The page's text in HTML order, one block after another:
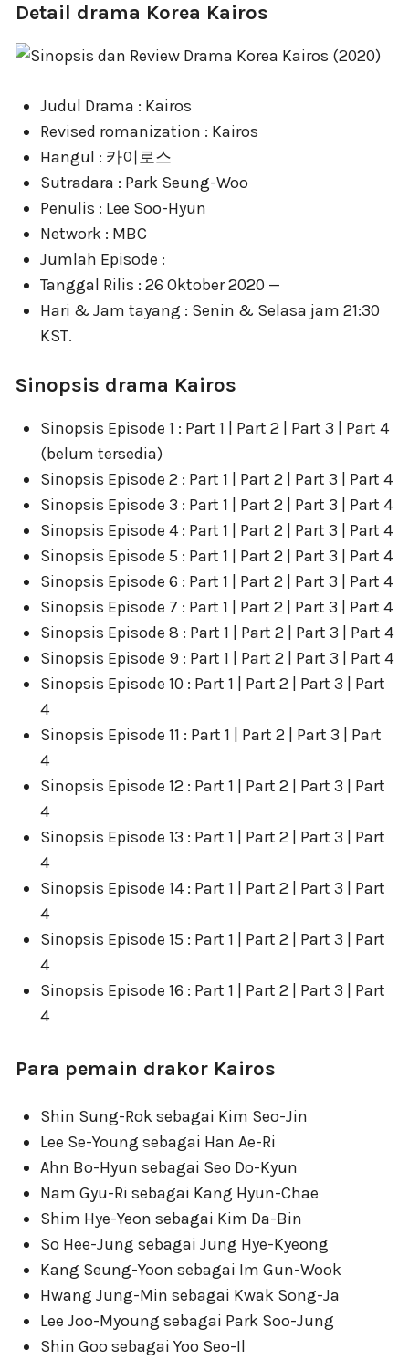
Detail drama Korea Kairos
Judul Drama : Kairos
Revised romanization : Kairos
Hangul : 카이로스
Sutradara : Park Seung-Woo
Penulis : Lee Soo-Hyun
Network : MBC
Jumlah Episode :
Tanggal Rilis : 26 Oktober 2020 —
Hari & Jam tayang : Senin & Selasa jam 21:30
KST.
Sinopsis drama Kairos
Sinopsis Episode 1 : Part 1 | Part 2 | Part 3 | Part 4
(belum tersedia)
Sinopsis Episode 2 : Part 1 | Part 2 | Part 3 | Part 4
Sinopsis Episode 3 : Part 1 | Part 2 | Part 3 | Part 4
Sinopsis Episode 4 : Part 1 | Part 2 | Part 3 | Part 4
Sinopsis Episode 5 : Part 1 | Part 2 | Part 3 | Part 4
Sinopsis Episode 6 : Part 1 | Part 2 | Part 3 | Part 4
Sinopsis Episode 7 : Part 1 | Part 2 | Part 3 | Part 4
Sinopsis Episode 8 : Part 1 | Part 2 | Part 3 | Part 4
Sinopsis Episode 9 : Part 1 | Part 2 | Part 3 | Part 4
Sinopsis Episode 10 : Part 1 | Part 2 | Part 3 | Part
4
Sinopsis Episode 11 : Part 1 | Part 2 | Part 3 | Part
4
Sinopsis Episode 12 : Part 1 | Part 2 | Part 3 | Part
4
Sinopsis Episode 13 : Part 1 | Part 2 | Part 3 | Part
4
Sinopsis Episode 14 : Part 1 | Part 2 | Part 3 | Part
4
Sinopsis Episode 15 : Part 1 | Part 2 | Part 3 | Part
4
Sinopsis Episode 16 : Part 1 | Part 2 | Part 3 | Part
4
Para pemain drakor Kairos
Shin Sung-Rok sebagai Kim Seo-Jin
Lee Se-Young sebagai Han Ae-Ri
Ahn Bo-Hyun sebagai Seo Do-Kyun
Nam Gyu-Ri sebagai Kang Hyun-Chae
Shim Hye-Yeon sebagai Kim Da-Bin
So Hee-Jung sebagai Jung Hye-Kyeong
Kang Seung-Yoon sebagai Im Gun-Wook
Hwang Jung-Min sebagai Kwak Song-Ja
Lee Joo-Myoung sebagai Park Soo-Jung
Shin Goo sebagai Yoo Seo-Il